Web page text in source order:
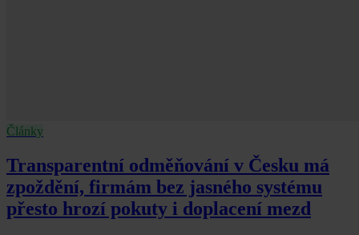
Články
Transparentní odměňování v Česku má
zpoždění, firmám bez jasného systému
přesto hrozí pokuty i doplacení mezd